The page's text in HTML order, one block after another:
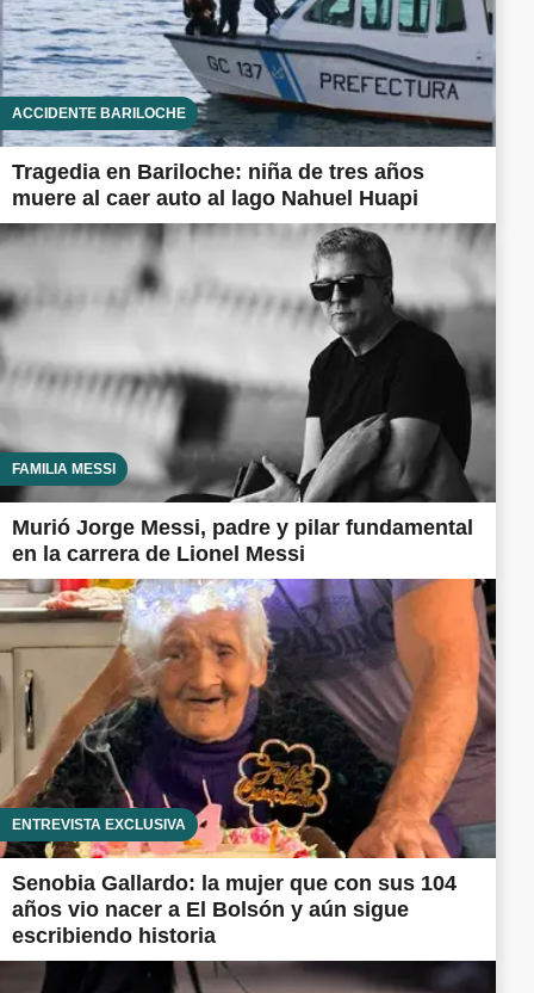
ACCIDENTE BARILOCHE
Tragedia en Bariloche: niña de tres años
muere al caer auto al lago Nahuel Huapi
FAMILIA MESSI
Murió Jorge Messi, padre y pilar fundamental
en la carrera de Lionel Messi
ENTREVISTA EXCLUSIVA
Senobia Gallardo: la mujer que con sus 104
años vio nacer a El Bolsón y aún sigue
escribiendo historia